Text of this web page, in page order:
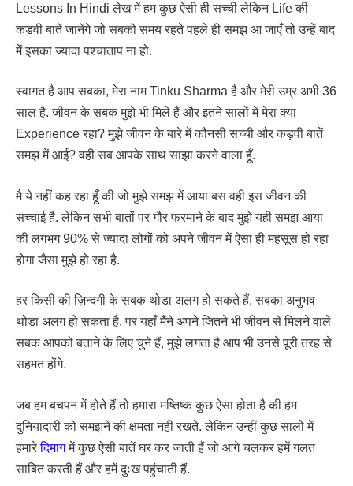
Lessons In Hindi लेख में हम कुछ ऐसी ही सच्ची लेकिन Life की
कडवी बातें जानेंगे जो सबको समय रहते पहले ही समझ आ जाएँ तो उन्हें बाद
में इसका ज्यादा पश्चाताप ना हो.
स्वागत है आप सबका, मेरा नाम Tinku Sharma है और मेरी उम्र अभी 36
साल है. जीवन के सबक मुझे भी मिले हैं और इतने सालों में मेरा क्या
Experience रहा? मुझे जीवन के बारे में कौनसी सच्ची और कड़वी बातें
समझ में आई? वही सब आपके साथ साझा करने वाला हूँ.
मै ये नहीं कह रहा हूँ की जो मुझे समझ में आया बस वही इस जीवन की
सच्चाई है. लेकिन सभी बातों पर गौर फरमाने के बाद मुझे यही समझ आया
की लगभग 90% से ज्यादा लोगों को अपने जीवन में ऐसा ही महसूस हो रहा
होगा जैसा मुझे हो रहा है.
हर किसी की ज़िन्दगी के सबक थोडा अलग हो सकते हैं, सबका अनुभव
थोडा अलग हो सकता है. पर यहाँ मैंने अपने जितने भी जीवन से मिलने वाले
सबक आपको बताने के लिए चुने हैं, मुझे लगता है आप भी उनसे पूरी तरह से
सहमत होंगे.
जब हम बचपन में होते हैं तो हमारा मष्तिष्क कुछ ऐसा होता है की हम
दुनियादारी को समझने की क्षमता नहीं रखते. लेकिन उन्हीं कुछ सालों में
हमारेदिमागमें कुछ ऐसी बातें घर कर जाती हैं जो आगे चलकर हमें गलत
साबित करती हैं और हमें दुःख पहुंचाती हैं.